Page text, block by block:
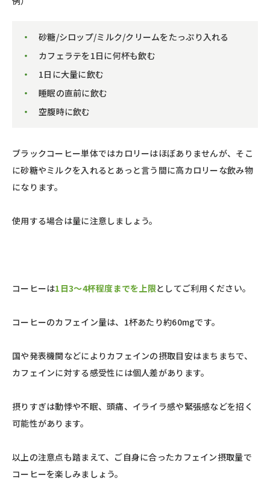
砂糖/シロップ/ミルク/クリームをたっぷり入れる
カフェラテを1日に何杯も飲む
1日に大量に飲む
睡眠の直前に飲む
空腹時に飲む
ブラックコーヒー単体ではカロリーはほぼありませんが、そこ
に砂糖やミルクを入れるとあっと言う間に高カロリーな飲み物
になります。
使用する場合は量に注意しましょう。
コーヒーは1日3～4杯程度までを上限としてご利用ください。
コーヒーのカフェイン量は、1杯あたり約60mgです。
国や発表機関などによりカフェインの摂取目安はまちまちで、
カフェインに対する感受性には個人差があります。
摂りすぎは動悸や不眠、頭痛、イライラ感や緊張感などを招く
可能性があります。
以上の注意点も踏まえて、ご自身に合ったカフェイン摂取量で
コーヒーを楽しみましょう。